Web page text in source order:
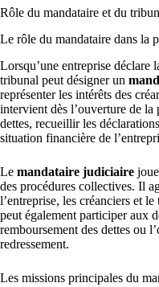
Rôle du mandataire et du
Le rôle du mandataire dans la
Lorsqu’une entreprise déclare
tribunal peut désigner un
représenter les intérêts des
intervient dès l’ouverture de
dettes, recueillir les
situation financière de
Le mandataire judiciaire
des procédures collectives. Il
l’entreprise, les créanciers et
peut également participer aux
remboursement des dettes ou
redressement.
Les missions principales du